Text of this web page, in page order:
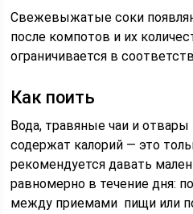
Свежевыжатые соки
после компотов и их
ограничивается в
Как поить
Вода, травяные чаи и
содержат калорий — это
рекомендуется давать
равномерно в течение дня:
между приемами пищи или